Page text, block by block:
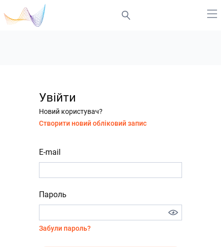
Увійти
Новий користувач?
Створити новий обліковий запис
E-mail
Пароль
Забули пароль?